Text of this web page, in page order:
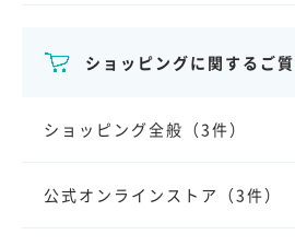
ショッピングに関するご
ショッピング全般 （3件）
公式オンラインストア （3件）